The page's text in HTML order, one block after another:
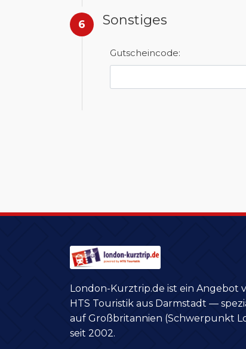
6 Sonstiges
Gutscheincode:
London-Kurztrip.de ist ein Angebot
HTS Touristik aus Darmstadt —
auf Großbritannien (Schwerpunkt
seit 2002.